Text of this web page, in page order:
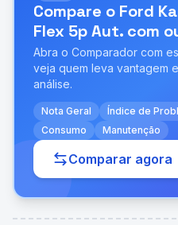
Compare o Ford
Flex 5p Aut. com
Abra o Comparador com
veja quem leva vantagem
análise.
Nota Geral Índice de
Consumo
Manutenção
Comparar agora